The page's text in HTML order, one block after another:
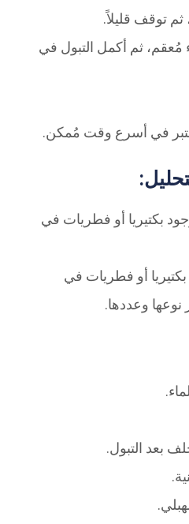
ثم توقف قليلاً.
مُعقم، ثم أكمل التبول في
في أسرع وقت مُمكن.
بكتيريا أو فطريات في
أو فطريات في
نوعها وعددها.
بعد التبول.